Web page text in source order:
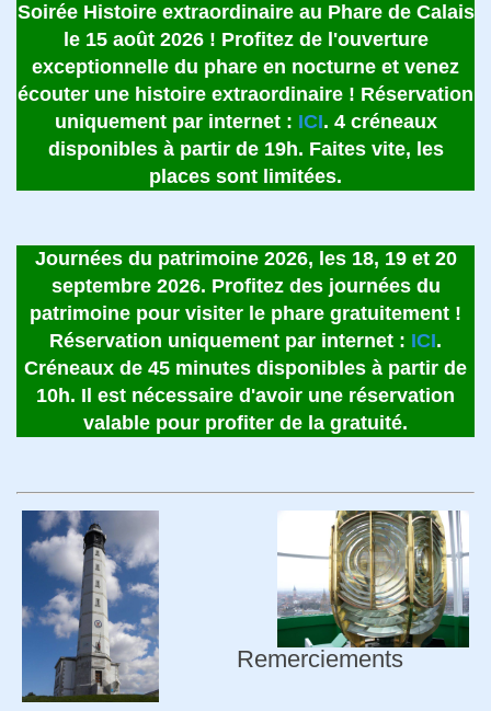
Soirée Histoire extraordinaire au Phare de Calais
le 15 août 2026 ! Profitez de l'ouverture
exceptionnelle du phare en nocturne et venez
écouter une histoire extraordinaire ! Réservation
uniquement par internet : ICI. 4 créneaux
disponibles à partir de 19h. Faites vite, les
places sont limitées.
Journées du patrimoine 2026, les 18, 19 et 20
septembre 2026. Profitez des journées du
patrimoine pour visiter le phare gratuitement !
Réservation uniquement par internet : ICI.
Créneaux de 45 minutes disponibles à partir de
10h. Il est nécessaire d'avoir une réservation
valable pour profiter de la gratuité.
Remerciements